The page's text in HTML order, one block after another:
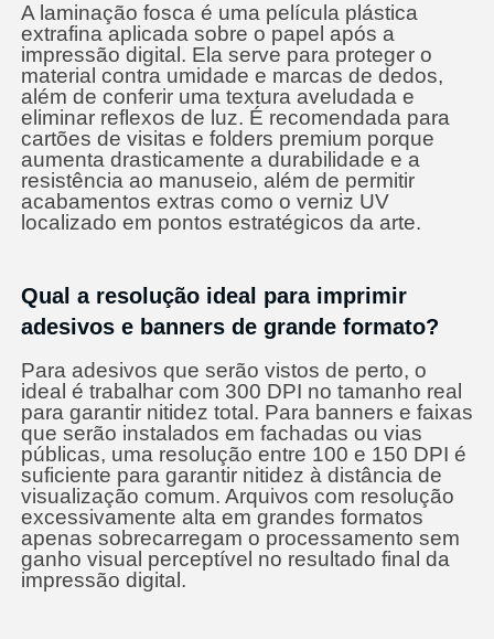
A laminação fosca é uma película plástica
extrafina aplicada sobre o papel após a
impressão digital. Ela serve para proteger o
material contra umidade e marcas de dedos,
além de conferir uma textura aveludada e
eliminar reflexos de luz. É recomendada para
cartões de visitas e folders premium porque
aumenta drasticamente a durabilidade e a
resistência ao manuseio, além de permitir
acabamentos extras como o verniz UV
localizado em pontos estratégicos da arte.
Qual a resolução ideal para imprimir
adesivos e banners de grande formato?
Para adesivos que serão vistos de perto, o
ideal é trabalhar com 300 DPI no tamanho real
para garantir nitidez total. Para banners e faixas
que serão instalados em fachadas ou vias
públicas, uma resolução entre 100 e 150 DPI é
suficiente para garantir nitidez à distância de
visualização comum. Arquivos com resolução
excessivamente alta em grandes formatos
apenas sobrecarregam o processamento sem
ganho visual perceptível no resultado final da
impressão digital.